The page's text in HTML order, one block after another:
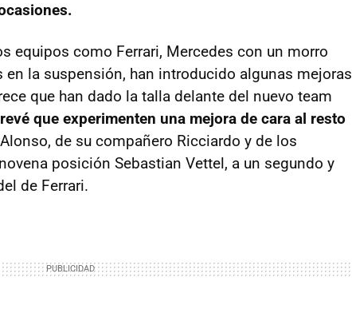
equipos como Ferrari, Mercedes con un morro
la suspensión, han introducido algunas mejoras
que han dado la talla delante del nuevo team
que experimenten una mejora de cara al resto
de su compañero Ricciardo y de los
posición Sebastian Vettel, a un segundo y
de Ferrari.